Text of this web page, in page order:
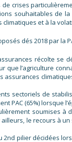
crises
souhaitables de
et à la
dés 2018 par la
récolte se
l’agriculture
assurances
sectoriels de
PAC (65%) lorsque
soumises à
le recours à
pilier décidées